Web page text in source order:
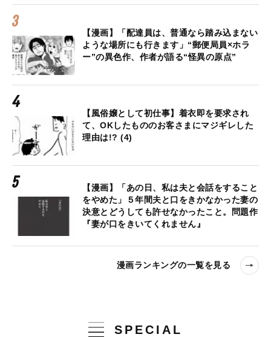
【漫画】「配達員は、普通なら踏み込まない
ような場所にも行きます」“郵便局員×ホラ
ー”の異色作、作者が語る“怪異の原点”
【風俗嬢として初仕事】着衣即を要求され
て、OKしたもののお客さまにマジギレした
理由は!? (4)
【漫画】「あの日、私は夫と会話をすること
をやめた」５年間夫と口をきかなかった妻の
決意とどうしても許せなかったこと。問題作
『妻が口をきいてくれません』
漫画ランキングの一覧を見る
SPECIAL